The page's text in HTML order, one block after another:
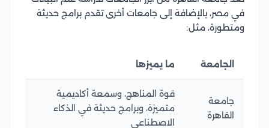
في مصر، بالإضافة إلى جامعات أخرى تقدم برامج حديثة
ومتطورة، مثل:
الجامعة ما يميزها
جامعة
القاهرة
قوة المناهج، وسمعة أكاديمية
متميزة، وبرامج حديثة في الذكاء
الاصطناعي